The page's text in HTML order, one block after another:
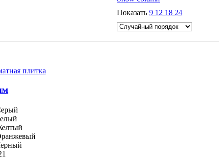
Показать 9 12 18 24
плитка